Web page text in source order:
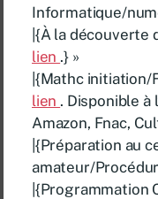
Informatique/
|{À la découverte
lien .} »
|{Mathc initiation/
lien . Disponible à
Amazon, Fnac,
|{Préparation au
amateur/
|{Programmation